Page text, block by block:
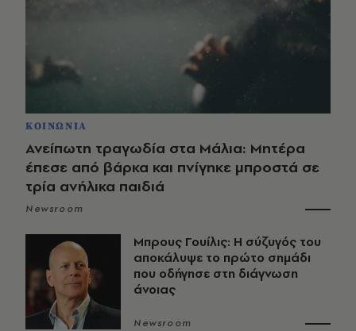
ΚΟΙΝΩΝΙΑ
Ανείπωτη τραγωδία στα Μάλια: Μητέρα
έπεσε από βάρκα και πνίγηκε μπροστά σε
τρία ανήλικα παιδιά
Newsroom
Μπρους Γουίλις: Η σύζυγός του
αποκάλυψε το πρώτο σημάδι
που οδήγησε στη διάγνωση
άνοιας
Newsroom